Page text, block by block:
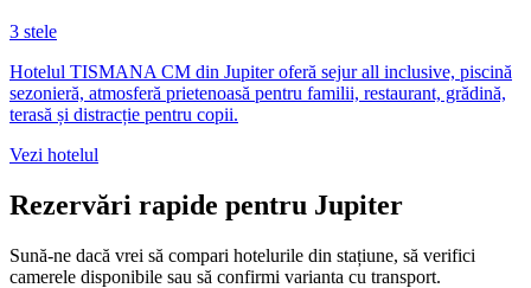
3 stele
Hotelul TISMANA CM din Jupiter oferă sejur all inclusive, piscină
sezonieră, atmosferă prietenoasă pentru familii, restaurant, grădină,
terasă și distracție pentru copii.
Vezi hotelul
Rezervări rapide pentru Jupiter
Sună-ne dacă vrei să compari hotelurile din stațiune, să verifici
camerele disponibile sau să confirmi varianta cu transport.